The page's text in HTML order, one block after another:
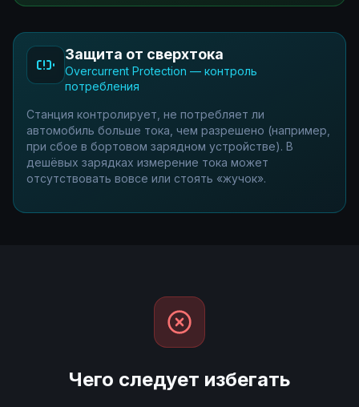
Защита от сверхтока
Overcurrent Protection — контроль
потребления
Станция контролирует, не потребляет ли
автомобиль больше тока, чем разрешено (например,
при сбое в бортовом зарядном устройстве). В
дешёвых зарядках измерение тока может
отсутствовать вовсе или стоять «жучок».
Чего следует избегать